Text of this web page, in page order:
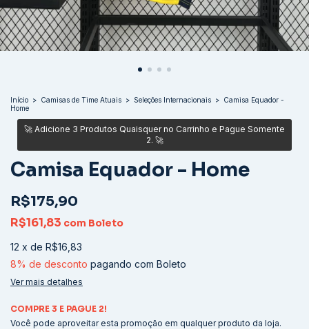
Início > Camisas de Time Atuais > Seleções Internacionais > Camisa Equador -
Home
Camisa Equador - Home
R$175,90
R$161,83 com Boleto
12 x de R$16,83
8% de desconto pagando com Boleto
Ver mais detalhes
COMPRE 3 E PAGUE 2!
Você pode aproveitar esta promoção em qualquer produto da loja.